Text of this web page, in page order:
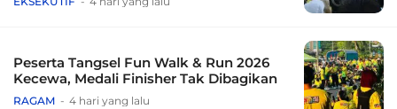
Peserta Tangsel Fun Walk & Run 2026
Kecewa, Medali Finisher Tak Dibagikan
RAGAM 4 hari yang lalu